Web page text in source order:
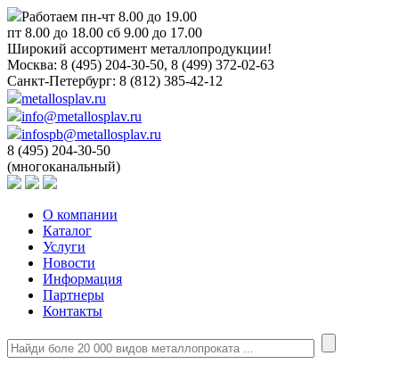
Работаем пн-чт 8.00 до 19.00
пт 8.00 до 18.00 сб 9.00 до 17.00
Широкий ассортимент металлопродукции!
Москва: 8 (495) 204-30-50, 8 (499) 372-02-63
Санкт-Петербург: 8 (812) 385-42-12
metallosplav.ru
info@metallosplav.ru
infospb@metallosplav.ru
8 (495) 204-30-50
(многоканальный)
О компании
Каталог
Услуги
Новости
Информация
Партнеры
Контакты